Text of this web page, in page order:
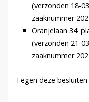
(verzonden 18-
zaaknummer
Oranjelaan 34:
(verzonden 21-
zaaknummer
Tegen deze